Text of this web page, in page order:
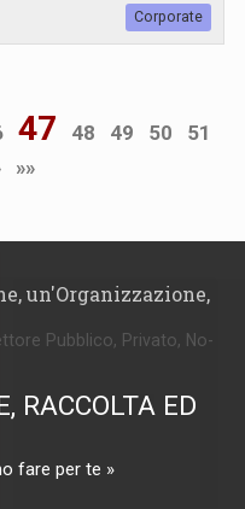
Corporate
47 48 49 50
51
»»
un'Organizzazione,
Pubblico, Privato, No-
RACCOLTA ED
fare per te »